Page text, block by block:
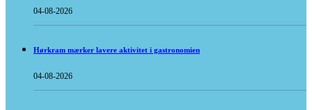
04-08-2026
Hørkram mærker lavere aktivitet i gastronomien
04-08-2026